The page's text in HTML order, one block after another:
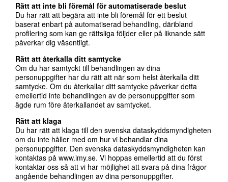
Rätt att inte bli föremål för automatiserade beslut
Du har rätt att begära att inte bli föremål för ett beslut
baserat enbart på automatiserad behandling, däribland
profilering som kan ge rättsliga följder eller på liknande sätt
påverkar dig väsentligt.
Rätt att återkalla ditt samtycke
Om du har samtyckt till behandlingen av dina
personuppgifter har du rätt att när som helst återkalla ditt
samtycke. Om du återkallar ditt samtycke påverkar detta
emellertid inte behandlingen av de personuppgifter som
ägde rum före återkallandet av samtycket.
Rätt att klaga
Du har rätt att klaga till den svenska dataskyddsmyndigheten
om du inte håller med om hur vi behandlar dina
personuppgifter. Den svenska dataskyddsmyndigheten kan
kontaktas på www.imy.se. Vi hoppas emellertid att du först
kontaktar oss så att vi har möjlighet att svara på dina frågor
angående behandlingen av dina personuppgifter.